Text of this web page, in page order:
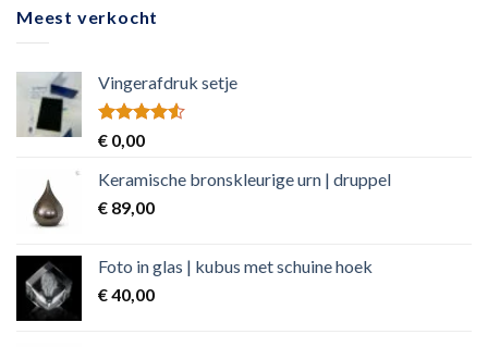
Meest verkocht
Vingerafdruk setje
Rated
4.50
of 5
€ 0,00
Keramische bronskleurige urn | druppel
€ 89,00
Foto in glas | kubus met schuine hoek
€40,00